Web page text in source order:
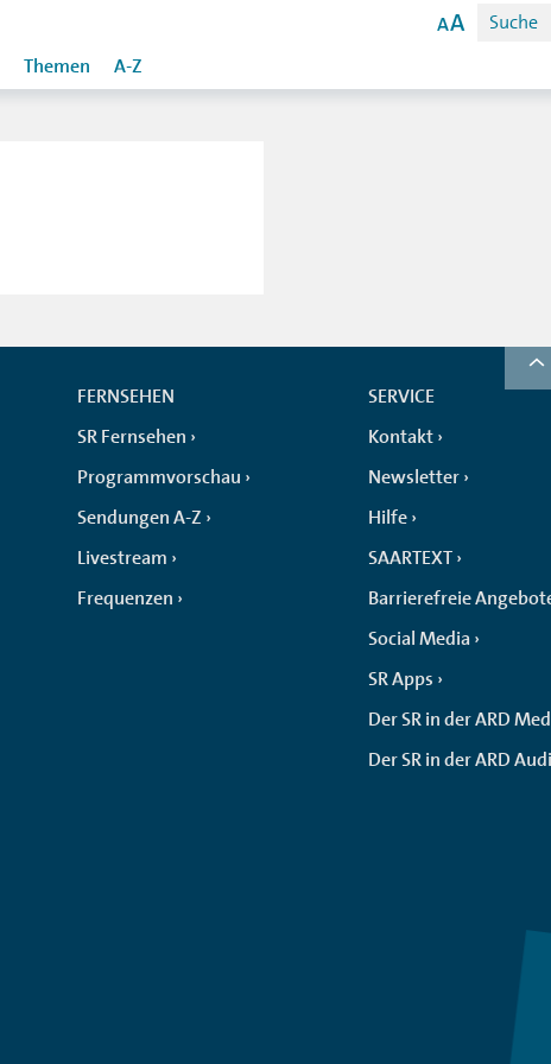
Themen A-Z
FERNSEHEN
SR Fernsehen
Programmvorschau
Sendungen A-Z
Livestream
Frequenzen
SERVICE
Kontakt
Newsletter
Hilfe
SAARTEXT
Barrierefreie
Social Media
SR Apps
Der SR in der ARD
Der SR in der ARD